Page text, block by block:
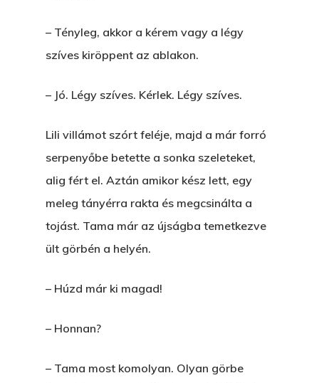
– Tényleg, akkor a kérem vagy a légy
szíves kiröppent az ablakon.
– Jó. Légy szíves. Kérlek. Légy szíves.
Lili villámot szórt feléje, majd a már forró
serpenyőbe betette a sonka szeleteket,
alig fért el. Aztán amikor kész lett, egy
meleg tányérra rakta és megcsinálta a
tojást. Tama már az újságba temetkezve
ült görbén a helyén.
– Húzd már ki magad!
– Honnan?
– Tama most komolyan. Olyan görbe